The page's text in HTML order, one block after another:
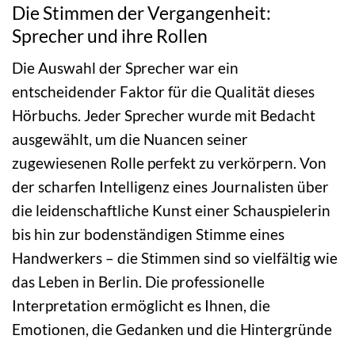
Die Stimmen der Vergangenheit:
Sprecher und ihre Rollen
Die Auswahl der Sprecher war ein
entscheidender Faktor für die Qualität dieses
Hörbuchs. Jeder Sprecher wurde mit Bedacht
ausgewählt, um die Nuancen seiner
zugewiesenen Rolle perfekt zu verkörpern. Von
der scharfen Intelligenz eines Journalisten über
die leidenschaftliche Kunst einer Schauspielerin
bis hin zur bodenständigen Stimme eines
Handwerkers – die Stimmen sind so vielfältig wie
das Leben in Berlin. Die professionelle
Interpretation ermöglicht es Ihnen, die
Emotionen, die Gedanken und die Hintergründe